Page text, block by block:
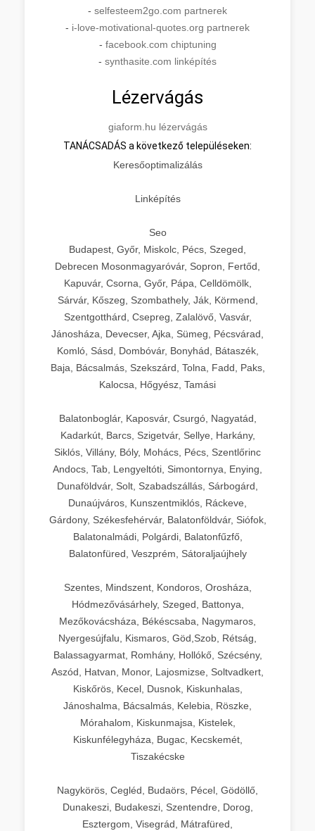
- selfesteem2go.com partnerek
- i-love-motivational-quotes.org partnerek
- facebook.com chiptuning
- synthasite.com linképítés
Lézervágás
giaform.hu lézervágás
TANÁCSADÁS a következő településeken:
Keresőoptimalizálás
Linképítés
Seo
Budapest, Győr, Miskolc, Pécs, Szeged,
Debrecen Mosonmagyaróvár, Sopron, Fertőd,
Kapuvár, Csorna, Győr, Pápa, Celldömölk,
Sárvár, Kőszeg, Szombathely, Ják, Körmend,
Szentgotthárd, Csepreg, Zalalövő, Vasvár,
Jánosháza, Devecser, Ajka, Sümeg, Pécsvárad,
Komló, Sásd, Dombóvár, Bonyhád, Bátaszék,
Baja, Bácsalmás, Szekszárd, Tolna, Fadd, Paks,
Kalocsa, Hőgyész, Tamási
Balatonboglár, Kaposvár, Csurgó, Nagyatád,
Kadarkút, Barcs, Szigetvár, Sellye, Harkány,
Siklós, Villány, Bóly, Mohács, Pécs, Szentlőrinc
Andocs, Tab, Lengyeltóti, Simontornya, Enying,
Dunaföldvár, Solt, Szabadszállás, Sárbogárd,
Dunaújváros, Kunszentmiklós, Ráckeve,
Gárdony, Székesfehérvár, Balatonföldvár, Siófok,
Balatonalmádi, Polgárdi, Balatonfűzfő,
Balatonfüred, Veszprém, Sátoraljaújhely
Szentes, Mindszent, Kondoros, Orosháza,
Hódmezővásárhely, Szeged, Battonya,
Mezőkovácsháza, Békéscsaba, Nagymaros,
Nyergesújfalu, Kismaros, Göd,Szob, Rétság,
Balassagyarmat, Romhány, Hollókő, Szécsény,
Aszód, Hatvan, Monor, Lajosmizse, Soltvadkert,
Kiskőrös, Kecel, Dusnok, Kiskunhalas,
Jánoshalma, Bácsalmás, Kelebia, Röszke,
Mórahalom, Kiskunmajsa, Kistelek,
Kiskunfélegyháza, Bugac, Kecskemét,
Tiszakécske
Nagykörös, Cegléd, Budaörs, Pécel, Gödöllő,
Dunakeszi, Budakeszi, Szentendre, Dorog,
Esztergom, Visegrád, Mátrafüred,